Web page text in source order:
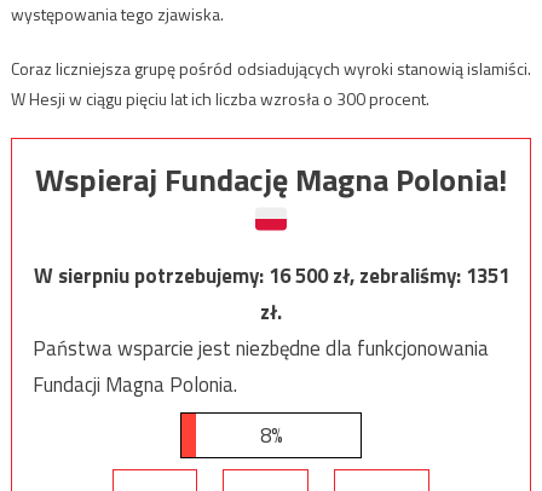
występowania tego zjawiska.
Coraz liczniejsza grupę pośród odsiadujących wyroki stanowią islamiści.
W Hesji w ciągu pięciu lat ich liczba wzrosła o 300 procent.
Wspieraj Fundację Magna Polonia!
W sierpniu potrzebujemy:16 500zł, zebraliśmy:1351
zł.
Państwa wsparcie jest niezbędne dla funkcjonowania
Fundacji Magna Polonia.
8%